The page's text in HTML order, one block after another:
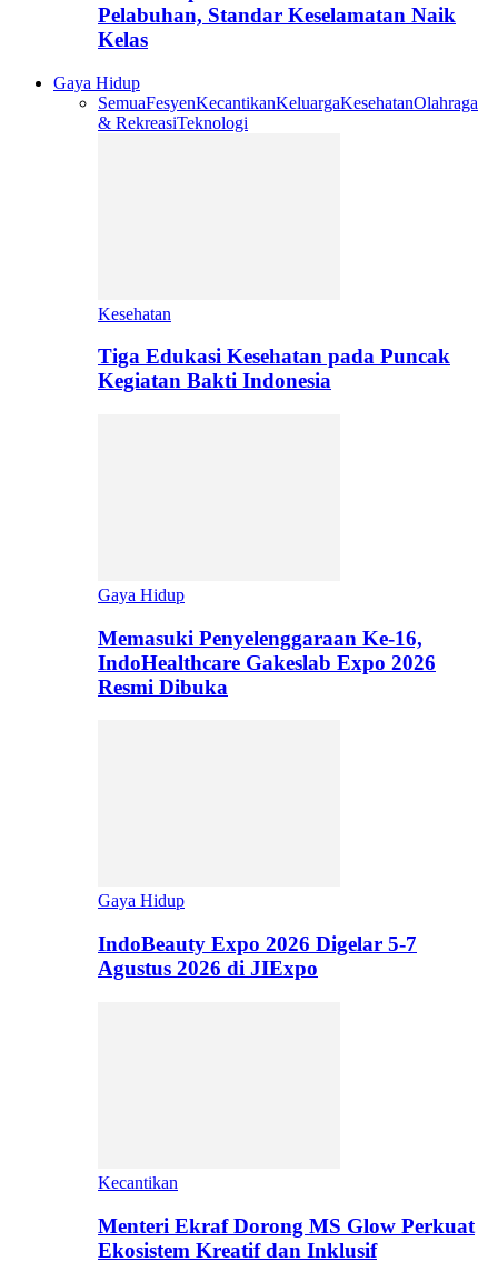
Pelabuhan, Standar Keselamatan Naik
Kelas
Gaya Hidup
SemuaFesyenKecantikanKeluargaKesehatanOlahraga
& RekreasiTeknologi
Kesehatan
Tiga Edukasi Kesehatan pada Puncak
Kegiatan Bakti Indonesia
Gaya Hidup
Memasuki Penyelenggaraan Ke-16,
IndoHealthcare Gakeslab Expo 2026
Resmi Dibuka
Gaya Hidup
IndoBeauty Expo 2026 Digelar 5-7
Agustus 2026 di JIExpo
Kecantikan
Menteri Ekraf Dorong MS Glow Perkuat
Ekosistem Kreatif dan Inklusif